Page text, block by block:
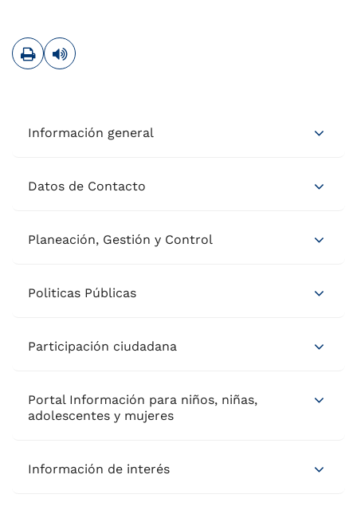
ImprimirLeer contenido
Información general
Datos de Contacto
Planeación, Gestión y Control
Politicas Públicas
Participación ciudadana
Portal Información para niños, niñas,
adolescentes y mujeres
Información de interés